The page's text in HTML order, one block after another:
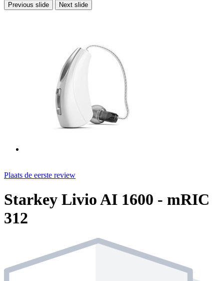
Previous slide Next slide
Plaats de eerste review
Starkey Livio AI 1600 - mRIC
312